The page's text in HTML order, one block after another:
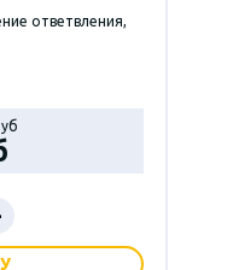
ответвления,